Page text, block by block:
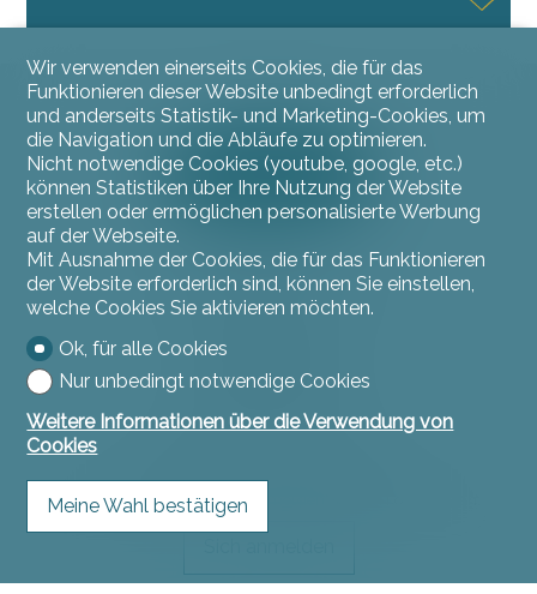
Kontaktieren Sie uns
L'instant Immo
2900 Porrentruy
Tel.032 466 53 53
Verpassen Sie keine Objekte, melden Sie sich kostenlos an.
Wir verwenden einerseits Cookies, die für das
Funktionieren dieser Website unbedingt erforderlich
und anderseits Statistik- und Marketing-Cookies, um
die Navigation und die Abläufe zu optimieren.
Nicht notwendige Cookies (youtube, google, etc.)
können Statistiken über Ihre Nutzung der Website
erstellen oder ermöglichen personalisierte Werbung
auf der Webseite.
Mit Ausnahme der Cookies, die für das Funktionieren
der Website erforderlich sind, können Sie einstellen,
welche Cookies Sie aktivieren möchten.
Ok, für alle Cookies
Nur unbedingt notwendige Cookies
Weitere Informationen über die Verwendung von
Cookies
Meine Wahl bestätigen